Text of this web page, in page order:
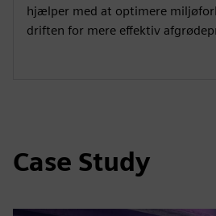
hjælper med at optimere
driften for mere effektiv
Case Study